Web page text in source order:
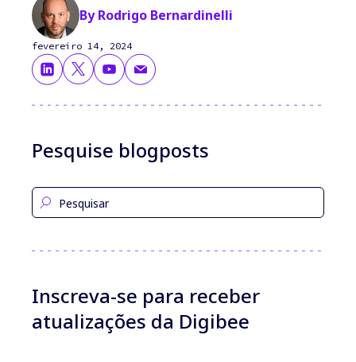
By Rodrigo Bernardinelli
fevereiro 14, 2024
Pesquise blogposts
Inscreva-se para receber
atualizações da Digibee